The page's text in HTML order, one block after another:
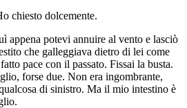
chiesto dolcemente.
appena potevi annuire al vento e lasciò
che galleggiava dietro di lei come
pace con il passato. Fissai la busta.
forse due. Non era ingombrante,
di sinistro. Ma il mio intestino è